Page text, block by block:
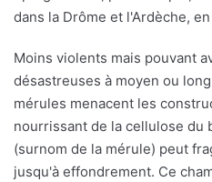
dans la Drôme et l'Ardèche, en
Moins violents mais pouvant
désastreuses à moyen ou
mérules menacent les
nourrissant de la cellulose du
(surnom de la mérule) peut
jusqu'à effondrement. Ce